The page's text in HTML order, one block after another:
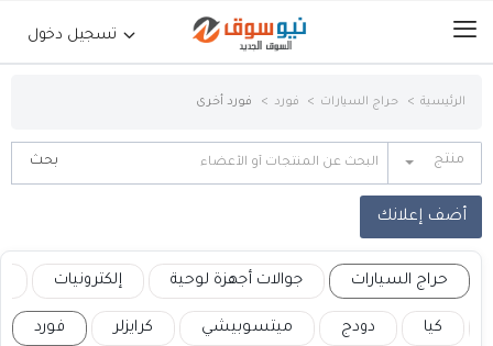
تسجيل دخول
الرئيسية
حراج السيارات
جوالات أجهزة لوحية
إلكترونيات
الرئيسية حراج السيارات فورد فورد أخرى
منتج
أضف إعلانك
حراج السيارات جوالات أجهزة لوحية إلكترونيات
كيا دودج ميتسوبيشي كرايزلر فورد